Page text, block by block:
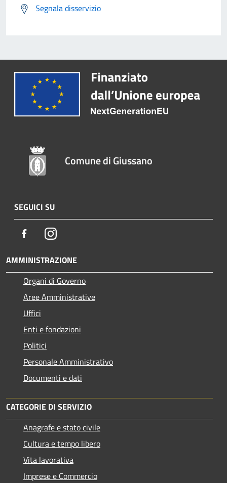
Segnala disservizio
Comune di Giussano
SEGUICI SU
FacebookInstagram
AMMINISTRAZIONE
Organi di Governo
Aree Amministrative
Uffici
Enti e fondazioni
Politici
Personale Amministrativo
Documenti e dati
CATEGORIE DI SERVIZIO
Anagrafe e stato civile
Cultura e tempo libero
Vita lavorativa
Imprese e Commercio